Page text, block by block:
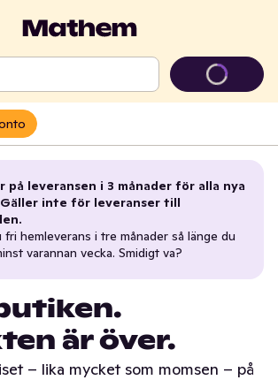
på leveransen i 3 månader för alla nya
inte för leveranser till
fri hemleverans i tre månader så länge du
varannan vecka. Smidigt va?
är över.
– lika mycket som momsen – på